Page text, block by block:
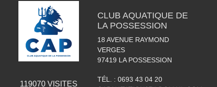
119070VISITES
CLUB AQUATIQUE DE
LA POSSESSION
18 AVENUE RAYMOND
VERGES
97419 LA POSSESSION
TÉL. : 0693 43 04 20